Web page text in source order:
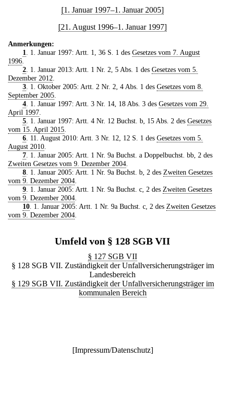
[1. Januar 1997–1. Januar 2005]
[21. August 1996–1. Januar 1997]
Anmerkungen:
1
. 1. Januar 1997: Artt. 1, 36 S. 1 des Gesetzes vom 7. August
1996
2. 1. Januar 2013: Artt. 1 Nr. 2, 5 Abs. 1 des Gesetzes vom 5.
Dezember 2012
3. 1. Oktober 2005: Artt. 2 Nr. 2, 4 Abs. 1 des Gesetzes vom 8.
September 2005
4. 1. Januar 1997: Artt. 3 Nr. 14, 18 Abs. 3 des Gesetzes vom 29.
April 1997
5. 1. Januar 1997: Artt. 4 Nr. 12 Buchst. b, 15 Abs. 2 des Gesetzes
vom 15. April 2015
6. 11. August 2010: Artt. 3 Nr. 12, 12 S. 1 des Gesetzes vom 5.
August 2010
7. 1. Januar 2005: Artt. 1 Nr. 9a Buchst. a Doppelbuchst. bb, 2 des
Zweiten Gesetzes vom 9. Dezember 2004
8. 1. Januar 2005: Artt. 1 Nr. 9a Buchst. b, 2 des Zweiten Gesetzes
vom 9. Dezember 2004
9. 1. Januar 2005: Artt. 1 Nr. 9a Buchst. c, 2 des Zweiten Gesetzes
vom 9. Dezember 2004
10. 1. Januar 2005: Artt. 1 Nr. 9a Buchst. c, 2 des Zweiten Gesetzes
vom 9. Dezember 2004
Umfeld von § 128 SGB VII
§ 127 SGB VII
§ 128 SGB VII. Zuständigkeit der Unfallversicherungsträger im
Landesbereich
§ 129 SGB VII. Zuständigkeit der Unfallversicherungsträger im
kommunalen Bereich
[Impressum/Datenschutz]